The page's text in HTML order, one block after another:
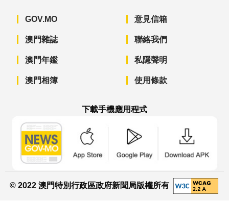
GOV.MO
澳門雜誌
澳門年鑑
澳門相簿
意見信箱
聯絡我們
私隱聲明
使用條款
下載手機應用程式
© 2022 澳門特別行政區政府新聞局版權所有